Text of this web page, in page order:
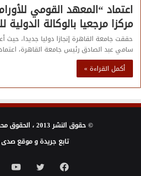
اعتماد “المعهد القومي
مركزا مرجعيا بالوكالة الدولية
حققت جامعة القاهرة إنجازا دوليا جديدا، حيث
سامي عبد الصادق رئيس جامعة القاهرة،
أكمل القراءة »
© حقوق النشر 2013 ، الحقوق محفوظة |
تابع جريدة و موقع
فيسبوك تويتر